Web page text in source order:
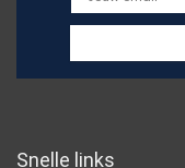
Snelle links